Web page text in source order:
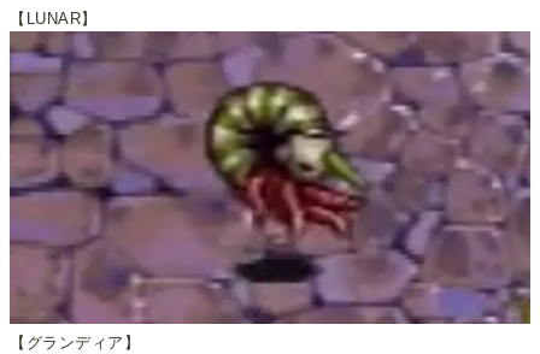
【LUNAR】
【グランディア】